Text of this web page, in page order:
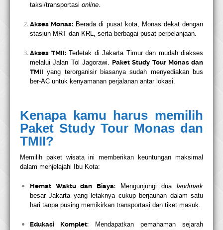
taksi/transportasi online.
Akses Monas: Berada di pusat kota, Monas dekat dengan
stasiun MRT dan KRL, serta berbagai pusat perbelanjaan.
Akses TMII:Terletak di Jakarta Timur dan mudah diakses
melalui Jalan Tol Jagorawi. Paket Study Tour Monas dan
TMII yang terorganisir biasanya sudah menyediakan bus
ber-AC untuk kenyamanan perjalanan antar lokasi.
Kenapa kamu harus memilih
Paket Study Tour Monas dan
TMII?
Memilih paket wisata ini memberikan keuntungan maksimal
dalam menjelajahi Ibu Kota:
Hemat Waktu dan Biaya: Mengunjungi dua landmark
besar Jakarta yang letaknya cukup berjauhan dalam satu
hari tanpa pusing memikirkan transportasi dan tiket masuk.
Edukasi Komplet: Mendapatkan pemahaman sejarah